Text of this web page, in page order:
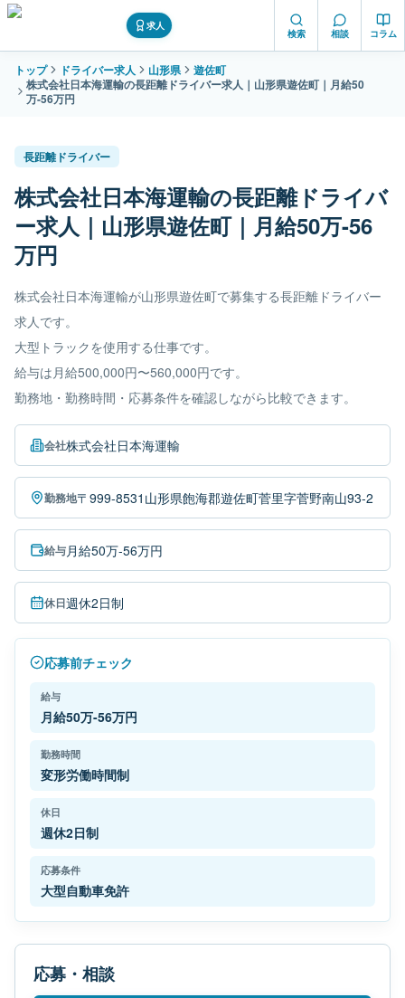
求人
検索 相談 コラム
トップ ドライバー求人 山形県
遊佐町
株式会社日本海運輸の長距離ドライバー求人｜山形県遊佐町｜月給50
万-56万円
長距離ドライバー
株式会社日本海運輸の長距離ドライバ
ー求人｜山形県遊佐町｜月給50万-56
万円
株式会社日本海運輸が山形県遊佐町で募集する長距離ドライバー
求人です。
大型トラックを使用する仕事です。
給与は月給500,000円〜560,000円です。
勤務地・勤務時間・応募条件を確認しながら比較できます。
会社株式会社日本海運輸
勤務地〒999-8531山形県飽海郡遊佐町菅里字菅野南山93-2
給与月給50万-56万円
休日週休2日制
応募前チェック
給与
月給50万-56万円
勤務時間
変形労働時間制
休日
週休2日制
応募条件
大型自動車免許
応募・相談